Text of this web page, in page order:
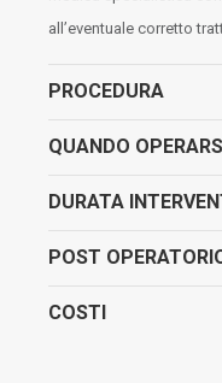
all’eventuale corretto
PROCEDURA
QUANDO
DURATA
POST
COSTI